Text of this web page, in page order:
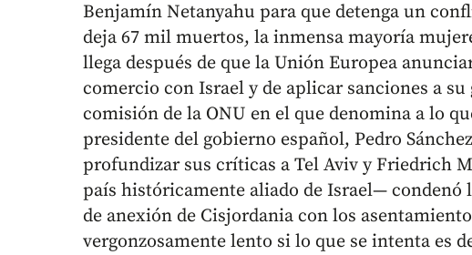
Benjamín Netanyahu para que detenga un
deja 67 mil muertos, la inmensa mayoría
llega después de que la Unión Europea
comercio con Israel y de aplicar sanciones a
comisión de la ONU en el que denomina a lo
presidente del gobierno español, Pedro
profundizar sus críticas a Tel Aviv y Friedrich
país históricamente aliado de Israel— condenó
de anexión de Cisjordania con los
vergonzosamente lento si lo que se intenta es